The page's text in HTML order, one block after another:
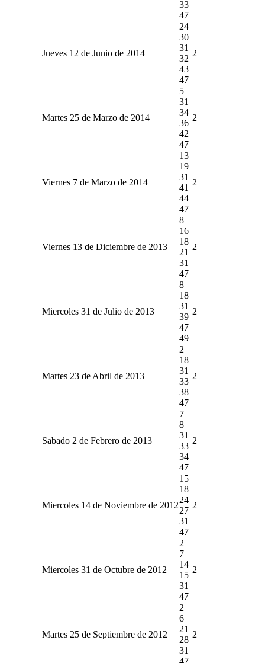
33
47
Jueves 12 de Junio de 2014
24
30
31
32
43
47
2
Martes 25 de Marzo de 2014
5
31
34
36
42
47
2
Viernes 7 de Marzo de 2014
13
19
31
41
44
47
2
Viernes 13 de Diciembre de 2013
8
16
18
21
31
47
2
Miercoles 31 de Julio de 2013
8
18
31
39
47
49
2
Martes 23 de Abril de 2013
2
18
31
33
38
47
2
Sabado 2 de Febrero de 2013
7
8
31
33
34
47
2
Miercoles 14 de Noviembre de 2012
15
18
24
27
31
47
2
Miercoles 31 de Octubre de 2012
2
7
14
15
31
47
2
Martes 25 de Septiembre de 2012
2
6
21
28
31
47
2